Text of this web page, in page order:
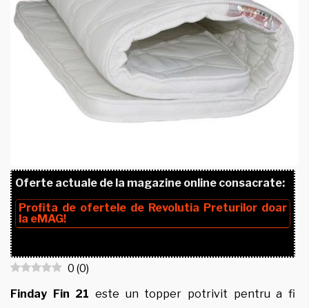
Oferte actuale de la magazine online consacrate:
Profita de ofertele de Revolutia Preturilor doar
la eMAG!
0 (0)
Finday Fin 21 este un topper potrivit pentru a fi